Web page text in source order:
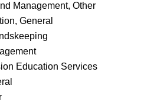
Management, Other
General
Education Services